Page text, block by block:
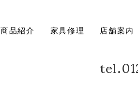
商品紹介 家具修理 店舗案内